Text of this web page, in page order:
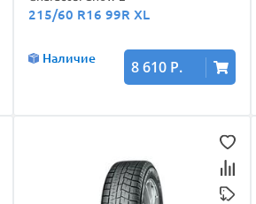
215/60 R16 99R XL
Наличие 8 610 Р.